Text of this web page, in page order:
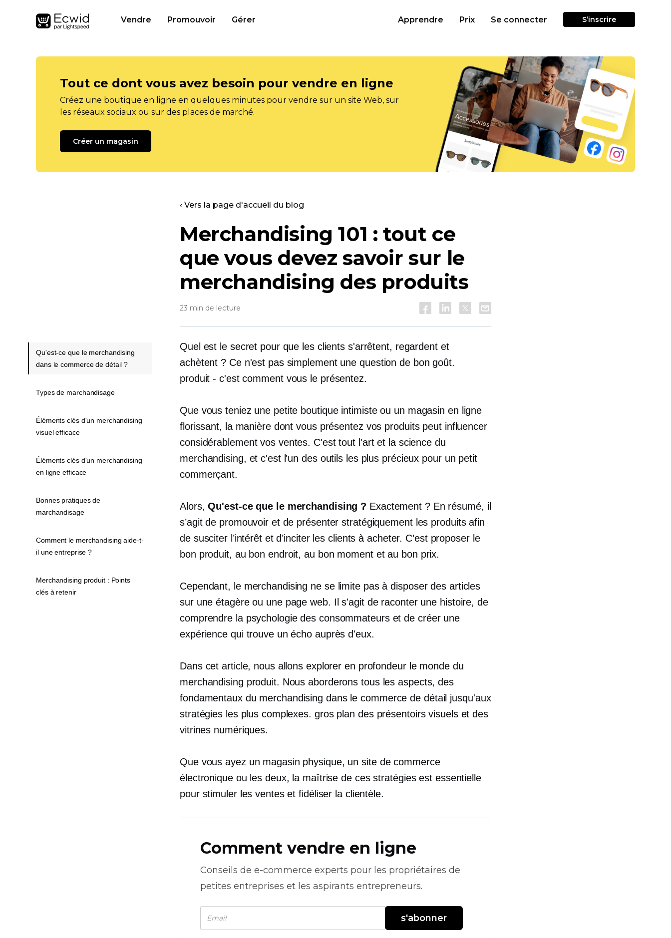
Vendre Promouvoir Gérer Apprendre Prix Se connecter S’inscrire
Tout ce dont vous avez besoin pour vendre en ligne
Créez une boutique en ligne en quelques minutes pour vendre sur un site Web, sur
les réseaux sociaux ou sur des places de marché.
Créer un magasin
‹ Vers la page d'accueil du blog
Merchandising 101 : tout ce
que vous devez savoir sur le
merchandising des produits
23 min de lecture
Quel est le secret pour que les clients s'arrêtent, regardent et
achètent ? Ce n'est pas simplement une question de bon goût.
produit - c'estcomment vous le présentez.
Que vous teniez une petite boutique intimiste ou un magasin en ligne
florissant, la manière dont vous présentez vos produits peut influencer
considérablement vos ventes. C'est tout l'art et la science du
merchandising, et c'est l'un des outils les plus précieux pour un petit
commerçant.
Alors,Qu'est-ce que le merchandising ? Exactement ? En résumé, il
s’agit de promouvoir et de présenter stratégiquement les produits afin
de susciter l’intérêt et d’inciter les clients à acheter. C’est proposer le
bon produit, au bon endroit, au bon moment et au bon prix.
Cependant, le merchandising ne se limite pas à disposer des articles
sur une étagère ou une page web. Il s'agit de raconter une histoire, de
comprendre la psychologie des consommateurs et de créer une
expérience qui trouve un écho auprès d'eux.
Dans cet article, nous allons explorer en profondeur le monde du
merchandising produit. Nous aborderons tous les aspects, des
fondamentaux du merchandising dans le commerce de détail jusqu'aux
stratégies les plus complexes. gros plan des présentoirs visuels et des
vitrines numériques.
Que vous ayez un magasin physique, un site de commerce
électronique ou les deux, la maîtrise de ces stratégies est essentielle
pour stimuler les ventes et fidéliser la clientèle.
Comment vendre en ligne
Conseils de e-commerce experts pour les propriétaires de
petites entreprises et les aspirants entrepreneurs.
s'abonner
Qu'est-ce que le merchandising
dans le commerce de détail ?
Types de marchandisage
Éléments clés d'un merchandising
visuel efficace
Éléments clés d'un merchandising
en ligne efficace
Bonnes pratiques de
marchandisage
Comment le merchandising aide-t-
il une entreprise ?
Merchandising produit : Points
clés à retenir